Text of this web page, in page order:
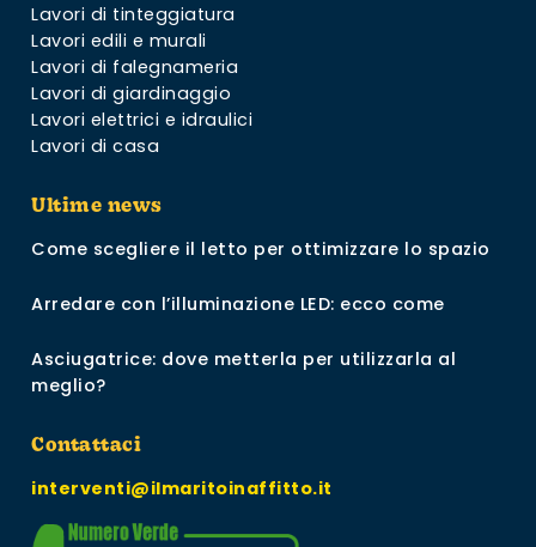
Lavori di tinteggiatura
Lavori edili e murali
Lavori di falegnameria
Lavori di giardinaggio
Lavori elettrici e idraulici
Lavori di casa
Ultime news
Come scegliere il letto per ottimizzare lo spazio
Arredare con l’illuminazione LED: ecco come
Asciugatrice: dove metterla per utilizzarla al
meglio?
Contattaci
interventi@ilmaritoinaffitto.it